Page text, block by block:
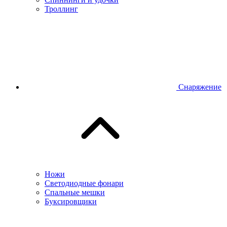
Троллинг
Снаряжение
Ножи
Светодиодные фонари
Спальные мешки
Буксировщики